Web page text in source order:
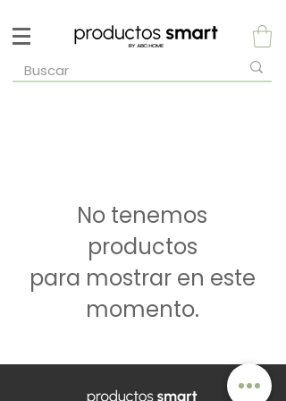
No tenemos
productos
para mostrar en este
momento.